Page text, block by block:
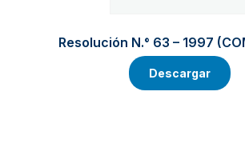
Resolución N.° 63 – 1997
Descargar